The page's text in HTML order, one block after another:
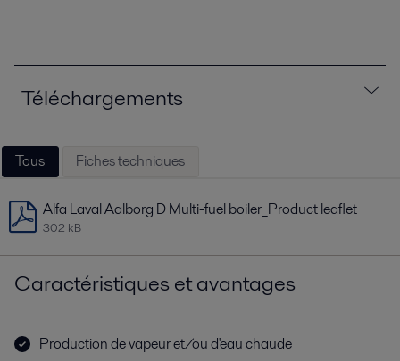
Téléchargements
Tous Fiches techniques
Alfa Laval Aalborg D Multi-fuel boiler_Product leaflet
302 kB
Caractéristiques et avantages
Production de vapeur et/ou d'eau chaude